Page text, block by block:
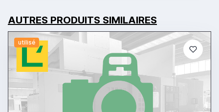
AUTRES PRODUITS SIMILAIRES
utilisé